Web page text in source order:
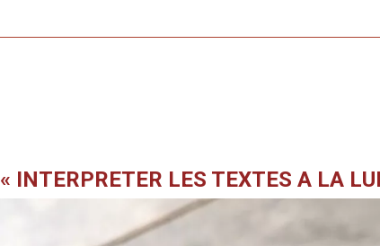
« INTERPRETER LES TEXTES A LA